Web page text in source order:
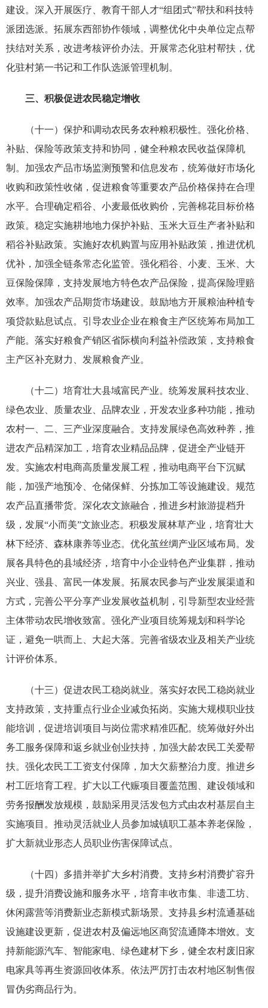
建设。深入开展医疗、教育干部人才“组团式”帮扶和科技特
派团选派。拓展东西部协作领域，调整优化中央单位定点帮
扶结对关系，改进考核评价办法。开展常态化驻村帮扶，优
化驻村第一书记和工作队选派管理机制。
三、积极促进农民稳定增收
（十一）保护和调动农民务农种粮积极性。强化价格、
补贴、保险等政策支持和协同，健全种粮农民收益保障机
制。加强农产品市场监测预警和信息发布，统筹做好市场化
收购和政策性收储，促进粮食等重要农产品价格保持在合理
水平。合理确定稻谷、小麦最低收购价，完善棉花目标价格
政策。稳定实施耕地地力保护补贴、玉米大豆生产者补贴和
稻谷补贴政策。实施好农机购置与应用补贴政策，推进优机
优补，加强全链条常态化监管。强化稻谷、小麦、玉米、大
豆保险保障，支持发展地方特色农产品保险，提高保险理赔
效率。加强农产品期货市场建设。鼓励地方开展粮油种植专
项贷款贴息试点。引导农业企业在粮食主产区统筹布局加工
产能。落实好粮食产销区省际横向利益补偿政策，支持粮食
主产区补充财力、发展粮食产业。
（十二）培育壮大县域富民产业。统筹发展科技农业、
绿色农业、质量农业、品牌农业，开发农业多种功能，推动
农村一、二、三产业深度融合。支持发展绿色高效种养，推
进农产品精深加工，培育农业精品品牌，促进全产业链开
发。实施农村电商高质量发展工程，推动电商平台下沉赋
能，加强产地预冷、仓储保鲜、分拣加工等设施建设。规范
农产品直播带货。深化农文旅融合，推进乡村旅游提档升
级，发展“小而美”文旅业态。积极发展林草产业，培育壮大
林下经济、森林康养等业态。优化茧丝绸产业区域布局。发
展各具特色的县域经济，培育中小企业特色产业集群，推动
兴业、强县、富民一体发展。拓展农民参与产业发展渠道和
方式，完善公平分享产业发展收益机制，引导新型农业经营
主体带动农民增收致富。强化产业项目统筹规划和科学论
证，避免一哄而上、大起大落。完善省级农业及相关产业统
计评价体系。
（十三）促进农民工稳岗就业。落实好农民工稳岗就业
支持政策，支持重点行业企业减负拓岗。实施大规模职业技
能培训，促进培训项目与岗位需求精准匹配。统筹做好外出
务工服务保障和返乡就业创业扶持，加强大龄农民工关爱帮
扶。强化农民工工资支付保障，加大欠薪整治力度。推进乡
村工匠培育工程。扩大以工代赈项目覆盖范围、建设领域和
劳务报酬发放规模，鼓励采用灵活发包方式由农村基层自主
实施项目。推动灵活就业人员参加城镇职工基本养老保险，
扩大新就业形态人员职业伤害保障试点。
（十四）多措并举扩大乡村消费。支持乡村消费扩容升
级，提升消费设施和服务水平，培育丰收市集、非遗工坊、
休闲露营等消费新业态新模式新场景。支持县乡村流通基础
设施建设更新，促进农村及偏远地区商贸流通降本增效。支
持新能源汽车、智能家电、绿色建材下乡，健全农村废旧家
电家具等再生资源回收体系。依法严厉打击农村地区制售假
冒伪劣商品行为。